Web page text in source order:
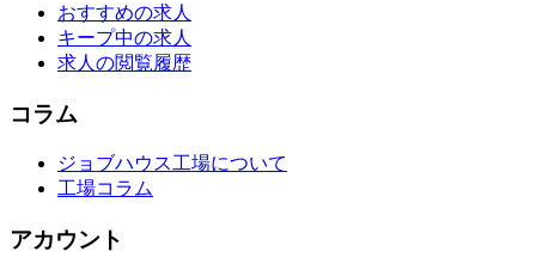
おすすめの求人
キープ中の求人
求人の閲覧履歴
コラム
ジョブハウス工場について
工場コラム
アカウント